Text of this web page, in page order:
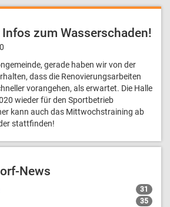
zum Wasserschaden!
gerade haben wir von der
dass die Renovierungsarbeiten
vorangehen, als erwartet. Die Halle
wieder für den Sportbetrieb
kann auch das Mittwochstraining ab
stattfinden!
News
31
35